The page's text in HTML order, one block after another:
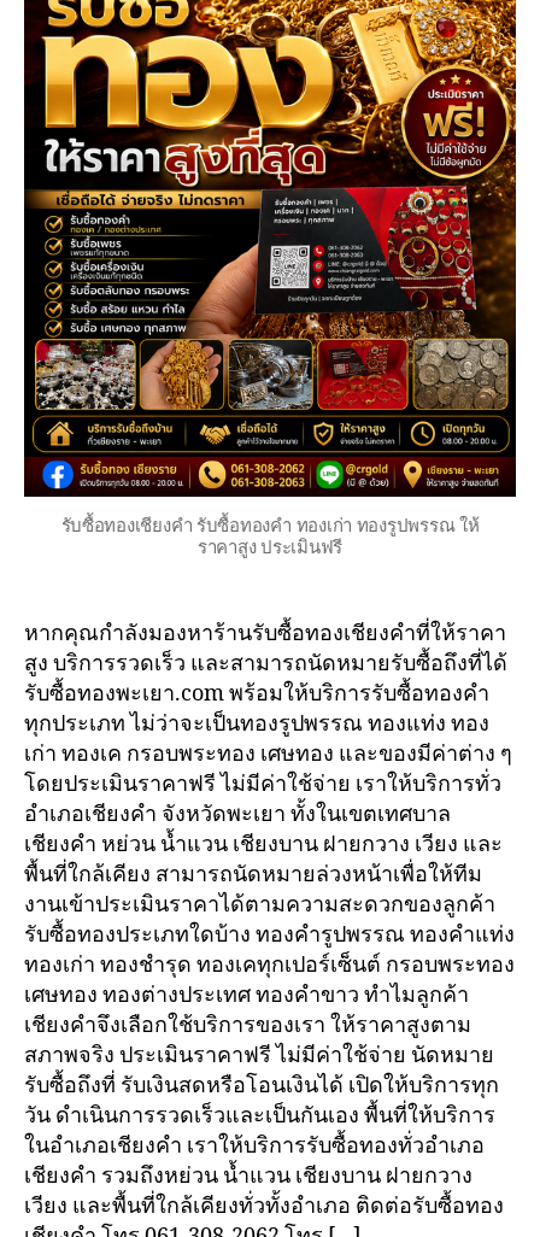
รับซื้อทองเชียงคำ รับซื้อทองคำ ทองเก่า ทองรูปพรรณ ให้
ราคาสูง ประเมินฟรี
หากคุณกำลังมองหาร้านรับซื้อทองเชียงคำที่ให้ราคา
สูง บริการรวดเร็ว และสามารถนัดหมายรับซื้อถึงที่ได้
รับซื้อทองพะเยา.com พร้อมให้บริการรับซื้อทองคำ
ทุกประเภท ไม่ว่าจะเป็นทองรูปพรรณ ทองแท่ง ทอง
เก่า ทองเค กรอบพระทอง เศษทอง และของมีค่าต่าง ๆ
โดยประเมินราคาฟรี ไม่มีค่าใช้จ่าย เราให้บริการทั่ว
อำเภอเชียงคำ จังหวัดพะเยา ทั้งในเขตเทศบาล
เชียงคำ หย่วน น้ำแวน เชียงบาน ฝายกวาง เวียง และ
พื้นที่ใกล้เคียง สามารถนัดหมายล่วงหน้าเพื่อให้ทีม
งานเข้าประเมินราคาได้ตามความสะดวกของลูกค้า
รับซื้อทองประเภทใดบ้าง ทองคำรูปพรรณ ทองคำแท่ง
ทองเก่า ทองชำรุด ทองเคทุกเปอร์เซ็นต์ กรอบพระทอง
เศษทอง ทองต่างประเทศ ทองคำขาว ทำไมลูกค้า
เชียงคำจึงเลือกใช้บริการของเรา ให้ราคาสูงตาม
สภาพจริง ประเมินราคาฟรี ไม่มีค่าใช้จ่าย นัดหมาย
รับซื้อถึงที่ รับเงินสดหรือโอนเงินได้ เปิดให้บริการทุก
วัน ดำเนินการรวดเร็วและเป็นกันเอง พื้นที่ให้บริการ
ในอำเภอเชียงคำ เราให้บริการรับซื้อทองทั่วอำเภอ
เชียงคำ รวมถึงหย่วน น้ำแวน เชียงบาน ฝายกวาง
เวียง และพื้นที่ใกล้เคียงทั่วทั้งอำเภอ ติดต่อรับซื้อทอง